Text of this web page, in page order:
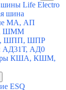
шины Life Electro
шина
МА, АП
ШММ
ШПП, ШПР
АД31Т, АД0
КША, КШМ,
ESQ